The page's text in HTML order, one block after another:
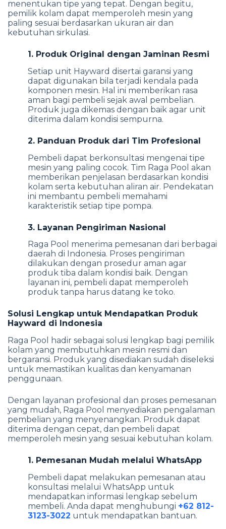
menentukan tipe yang tepat. Dengan begitu,
pemilik kolam dapat memperoleh mesin yang
paling sesuai berdasarkan ukuran air dan
kebutuhan sirkulasi.
1. Produk Original dengan Jaminan Resmi
Setiap unit Hayward disertai garansi yang
dapat digunakan bila terjadi kendala pada
komponen mesin. Hal ini memberikan rasa
aman bagi pembeli sejak awal pembelian.
Produk juga dikemas dengan baik agar unit
diterima dalam kondisi sempurna.
2. Panduan Produk dari Tim Profesional
Pembeli dapat berkonsultasi mengenai tipe
mesin yang paling cocok. Tim Raga Pool akan
memberikan penjelasan berdasarkan kondisi
kolam serta kebutuhan aliran air. Pendekatan
ini membantu pembeli memahami
karakteristik setiap tipe pompa.
3. Layanan Pengiriman Nasional
Raga Pool menerima pemesanan dari berbagai
daerah di Indonesia. Proses pengiriman
dilakukan dengan prosedur aman agar
produk tiba dalam kondisi baik. Dengan
layanan ini, pembeli dapat memperoleh
produk tanpa harus datang ke toko.
Solusi Lengkap untuk Mendapatkan Produk
Hayward di Indonesia
Raga Pool hadir sebagai solusi lengkap bagi pemilik
kolam yang membutuhkan mesin resmi dan
bergaransi. Produk yang disediakan sudah diseleksi
untuk memastikan kualitas dan kenyamanan
penggunaan.
Dengan layanan profesional dan proses pemesanan
yang mudah, Raga Pool menyediakan pengalaman
pembelian yang menyenangkan. Produk dapat
diterima dengan cepat, dan pembeli dapat
memperoleh mesin yang sesuai kebutuhan kolam.
1. Pemesanan Mudah melalui WhatsApp
Pembeli dapat melakukan pemesanan atau
konsultasi melalui WhatsApp untuk
mendapatkan informasi lengkap sebelum
membeli. Anda dapat menghubungi +62 812-
3123-3022 untuk mendapatkan bantuan.